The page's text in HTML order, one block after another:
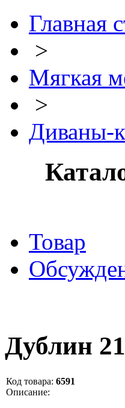
Главная
>
Мягкая
>
Диваны-
Товар
Дублин
Код товара: 6591
Описание: